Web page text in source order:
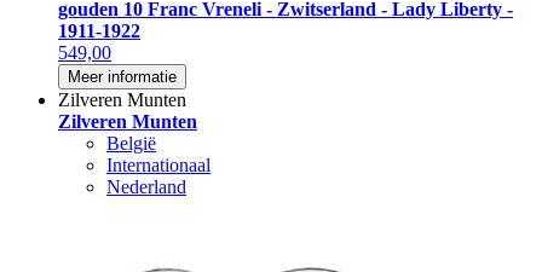
gouden 10 Franc Vreneli - Zwitserland - Lady Liberty -
1911-1922
549,00
Meer informatie
Zilveren Munten
Zilveren Munten
België
Internationaal
Nederland